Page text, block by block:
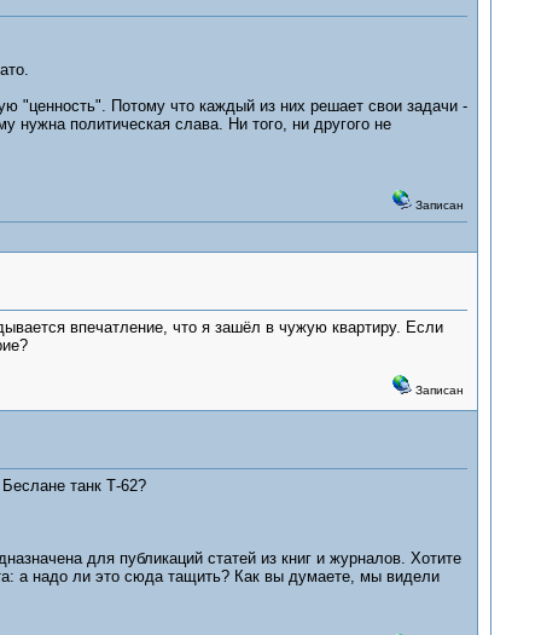
"ценность". Потому что каждый из них решает свои задачи -
нужна политическая слава. Ни того, ни другого не
Записан
впечатление, что я зашёл в чужую квартиру. Если
Записан
танк Т-62?
для публикаций статей из книг и журналов. Хотите
а надо ли это сюда тащить? Как вы думаете, мы видели